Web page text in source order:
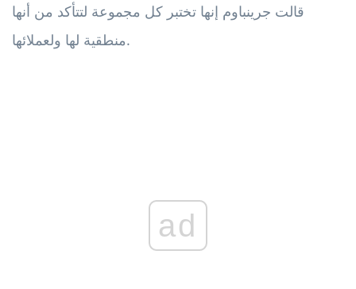
قالت جرينباوم إنها تختبر كل مجموعة لتتأكد من أنها
منطقية لها ولعملائها.
ad